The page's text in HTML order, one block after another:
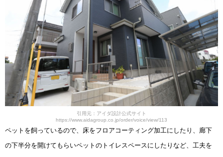
引用元：アイダ設計公式サイト
https://www.aidagroup.co.jp/order/voice/view/113
ペットを飼っているので、床をフロアコーティング加工にしたり、廊下
の下半分を開けてもらいペットのトイレスペースにしたりなど、工夫を